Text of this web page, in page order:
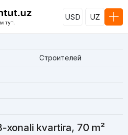
USD UZ
Строителей
xonali kvartira, 70 m²